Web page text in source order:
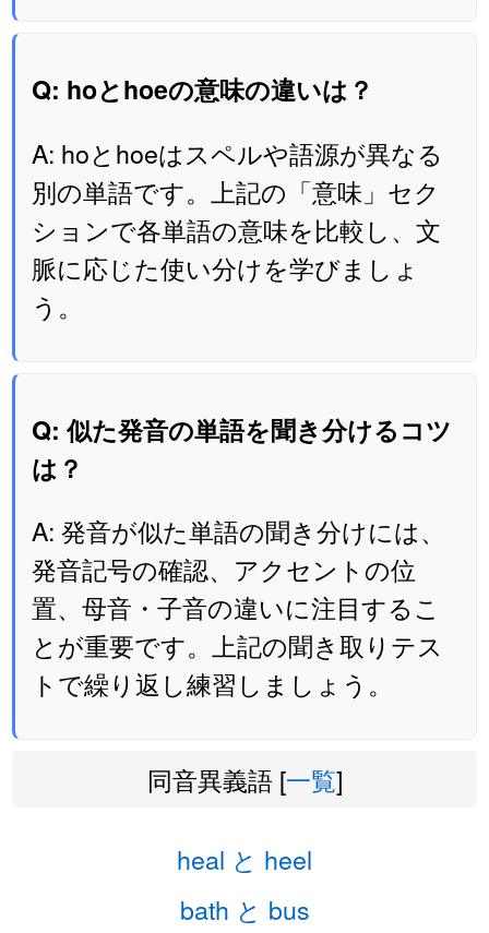
Q: hoとhoeの意味の違いは？
A: hoとhoeはスペルや語源が異なる
別の単語です。上記の「意味」セク
ションで各単語の意味を比較し、文
脈に応じた使い分けを学びましょ
う。
Q: 似た発音の単語を聞き分けるコツ
は？
A: 発音が似た単語の聞き分けには、
発音記号の確認、アクセントの位
置、母音・子音の違いに注目するこ
とが重要です。上記の聞き取りテス
トで繰り返し練習しましょう。
同音異義語 [一覧]
heal と heel
bath と bus